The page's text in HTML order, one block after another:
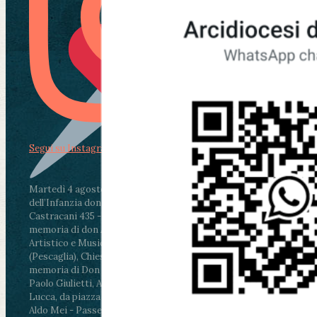
Martedì 4 agosto2026
ore 11:30 - Lucca, Scuola
dell’Infanzia don Aldo Mei - Viale Castruccio
Castracani 435 - Inaugurazione murales in
memoria di don Aldo Mei curato dal Liceo
Artistico e Musicale “Passaglia”
ore 18 - Fiano
(Pescaglia), Chiesa parrocchiale - Messa in
memoria di Don Aldo Mei celebrata da mons.
Paolo Giulietti, Arcivescovo di Lucca
ore 20.30 -
Lucca, da piazza San Michele al Cippo di don
Aldo Mei - Passeggiata della Memoria in alcuni
Segui su Instagram